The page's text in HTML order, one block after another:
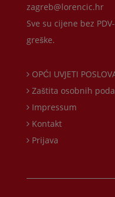
zagreb@lorencic.hr
Sve su cijene bez
greške.
OPĆI UVJETI
Zaštita osobnih
Impressum
Kontakt
Prijava